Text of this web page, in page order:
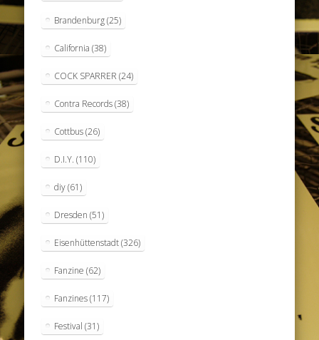
Brandenburg(25)
California (38)
COCK SPARRER (24)
Contra Records(38)
Cottbus(26)
D.I.Y. (110)
diy(61)
Dresden (51)
Eisenhüttenstadt(326)
Fanzine (62)
Fanzines(117)
Festival (31)